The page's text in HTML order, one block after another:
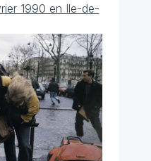
1990 en Ile-de-